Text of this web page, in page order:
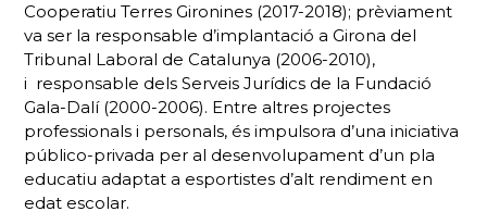
Cooperatiu Terres Gironines (2017-2018); prèviament
va ser la responsable d’implantació a Girona del
Tribunal Laboral de Catalunya (2006-2010),
i responsable dels Serveis Jurídics de la Fundació
Gala-Dalí (2000-2006). Entre altres projectes
professionals i personals, és impulsora d’una iniciativa
público-privada per al desenvolupament d’un pla
educatiu adaptat a esportistes d’alt rendiment en
edat escolar.